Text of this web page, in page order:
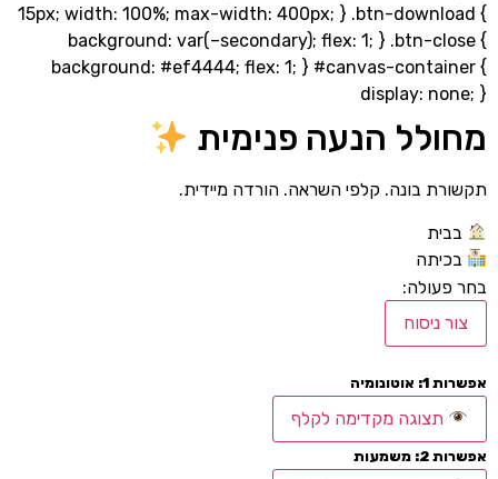
15px; width: 100%; max-width: 400px; } .btn-
background: var(–secondary); flex: 1; }
background: #ef4444; flex: 1; } #canvas-
display:
הנעה פנימית
בונה. קלפי השראה. הורדה מיידית.
מקדימה לקלף